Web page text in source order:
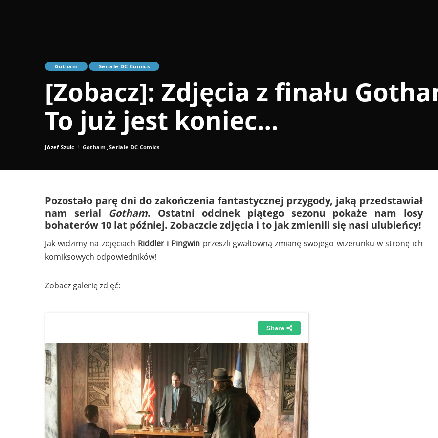
Gotham Seriale DC Comics
[Zobacz]: Zdjęcia z finału
To już jest koniec…
Posted
Józef Szulc Gotham Seriale DC Comics
Pozostało parę dni do zakończenia fantastycznej przygody, jaką przedstawiał
nam serial Gotham. Ostatni odcinek piątego sezonu pokaże nam losy
bohaterów 10 lat później. Zobaczcie zdjęcia i to jak zmienili się nasi ulubieńcy!
Jak widzimy na zdjęciach Riddler i Pingwin przeszli gwałtowną zmianę swojego wizerunku w stronę ich
komiksowych odpowiedników!
Zobacz galerię zdjęć: